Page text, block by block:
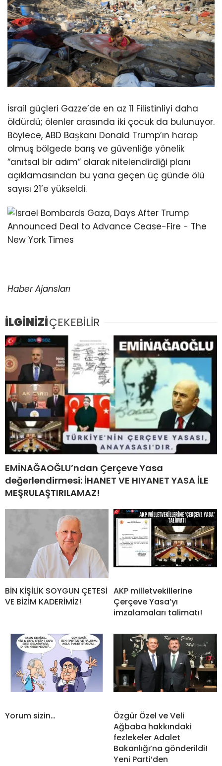
İsrail güçleri Gazze’de en az 11 Filistinliyi daha
öldürdü; ölenler arasında iki çocuk da bulunuyor.
Böylece, ABD Başkanı Donald Trump’ın harap
olmuş bölgede barış ve güvenliğe yönelik
“anıtsal bir adım” olarak nitelendirdiği planı
açıklamasından bu yana geçen üç günde ölü
sayısı 21’e yükseldi.
Haber Ajansları
İLGİNİZİÇEKEBİLİR
EMİNAĞAOĞLU’ndan Çerçeve Yasa
değerlendirmesi: İHANET VE HIYANET YASA İLE
MEŞRULAŞTIRILAMAZ!
BİN KİŞİLİK SOYGUN ÇETESİ
VE BİZİM KADERİMİZ!
AKP milletvekillerine
Çerçeve Yasa’yı
imzalamaları talimatı!
Yorum sizin…
Özgür Özel ve Veli
Ağbaba hakkındaki
fezlekeler Adalet
Bakanlığı’na gönderildi!
Yeni Parti’den